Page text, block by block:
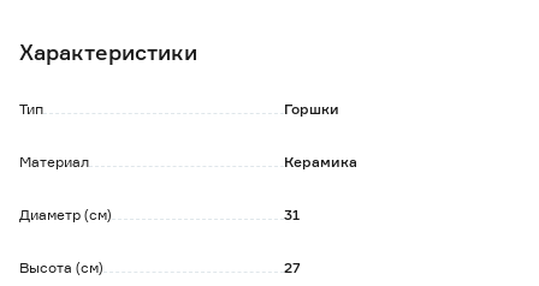
Сохраняет свою декоративность долгое время.
Характеристики
Тип Горшки
Материал Керамика
Диаметр (см) 31
Высота (см) 27